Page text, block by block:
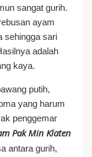
sangat gurih.
ayam
sehingga sari
adalah
kaya.
putih,
yang harum
penggemar
Pak Min Klaten
antara gurih,